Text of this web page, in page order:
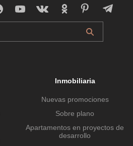
Inmobiliaria
Nuevas promociones
Sobre plano
Apartamentos en proyectos de
desarrollo